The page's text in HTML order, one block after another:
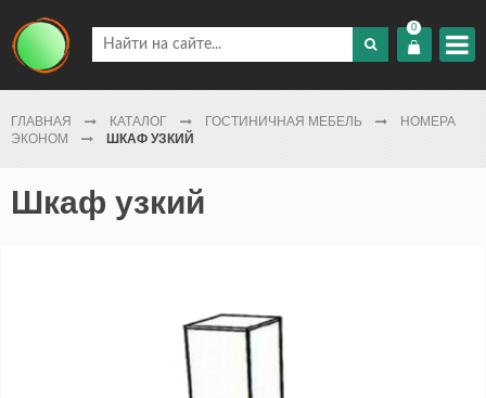
0
ГЛАВНАЯ КАТАЛОГ ГОСТИНИЧНАЯ МЕБЕЛЬ
НОМЕРА
ЭКОНОМ
ШКАФ УЗКИЙ
Шкаф узкий